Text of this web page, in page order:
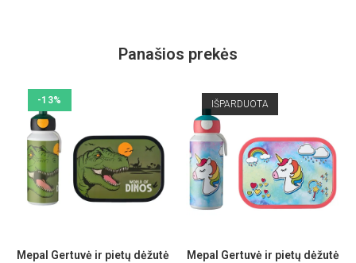
Panašios prekės
-13%
Mepal Gertuvė ir pietų dėžutė
IŠPARDUOTA
Mepal Gertuvė ir pietų dėžutė